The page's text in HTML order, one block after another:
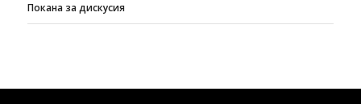
Покана за дискусия